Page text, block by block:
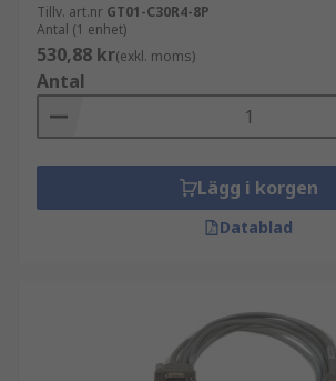
Tillv. art.nr GT01-C30R4-8P
Antal (1 enhet)
530,88 kr(exkl. moms)
Antal
Lägg i korgen
Datablad